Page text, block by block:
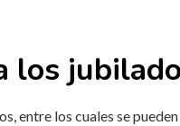
los
entre los cuales se